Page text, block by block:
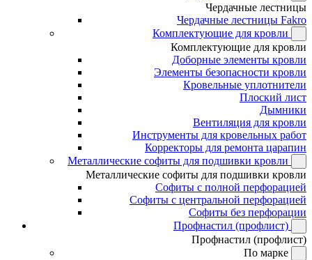
Чердачные лестницы
Чердачные лестницы Fakro
Комплектующие для кровли
Комплектующие для кровли
Доборные элементы кровли
Элементы безопасности кровли
Кровельные уплотнители
Плоский лист
Дымники
Вентиляция для кровли
Инструменты для кровельных работ
Корректоры для ремонта царапин
Металлические софиты для подшивки кровли
Металлические софиты для подшивки кровли
Софиты с полной перфорацией
Софиты с центральной перфорацией
Софиты без перфорации
Профнастил (профлист)
Профнастил (профлист)
По марке